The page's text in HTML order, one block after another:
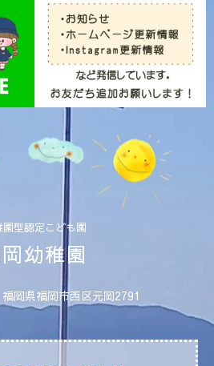
園型認定こども園
幼稚園
岡県福岡市西区元岡2791